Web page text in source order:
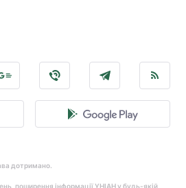
дотримано.
поширення інформації УНІАН у будь-якій